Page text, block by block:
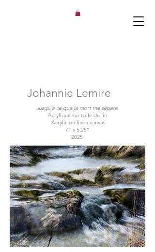
Johannie Lemire
Jusqu'à ce que la mort me sépare
Acrylique sur toile du lin
Acrylic on linen canvas
7“ x 5,25“
2025